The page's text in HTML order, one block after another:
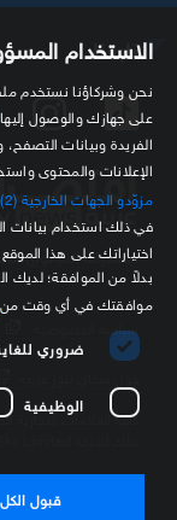
تابعنا
مصدرك الموثوق
سياسة الخصوصية
الاستخدام
نحن وشركاؤنا نستخدم
الفريدة وبيانات
الإعلانات والمحتوى
مزوّدو الجهات الخارجية (2)
في ذلك استخدام بيانات
اختياراتك على هذا
بدلاً من الموافقة؛ لديك
موافقتك في أي وقت من
ضروري
الوظيفية
قبول الكل